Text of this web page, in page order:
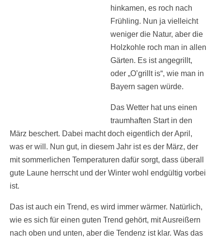
hinkamen, es roch nach
Frühling. Nun ja vielleicht
weniger die Natur, aber die
Holzkohle roch man in allen
Gärten. Es ist angegrillt,
oder „O’grillt is“, wie man in
Bayern sagen würde.
Das Wetter hat uns einen
traumhaften Start in den
März beschert. Dabei macht doch eigentlich der April,
was er will. Nun gut, in diesem Jahr ist es der März, der
mit sommerlichen Temperaturen dafür sorgt, dass überall
gute Laune herrscht und der Winter wohl endgültig vorbei
ist.
Das ist auch ein Trend, es wird immer wärmer. Natürlich,
wie es sich für einen guten Trend gehört, mit Ausreißern
nach oben und unten, aber die Tendenz ist klar. Was das